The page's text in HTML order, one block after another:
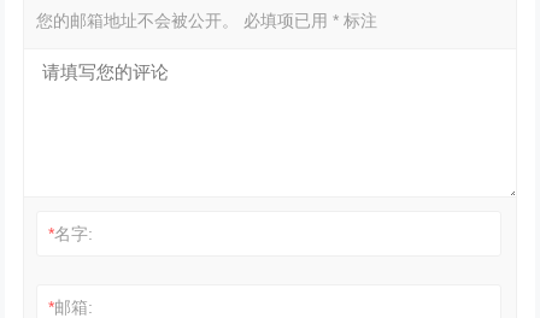
您的邮箱地址不会被公开。 必填项已用* 标注
*名字:
*邮箱: